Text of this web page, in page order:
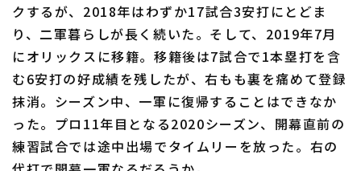
クするが、2018年はわずか17試合3安打にとどま
り、二軍暮らしが長く続いた。そして、2019年7月
にオリックスに移籍。移籍後は7試合で1本塁打を含
む6安打の好成績を残したが、右もも裏を痛めて登録
抹消。シーズン中、一軍に復帰することはできなか
った。プロ11年目となる2020シーズン、開幕直前の
練習試合では途中出場でタイムリーを放った。右の